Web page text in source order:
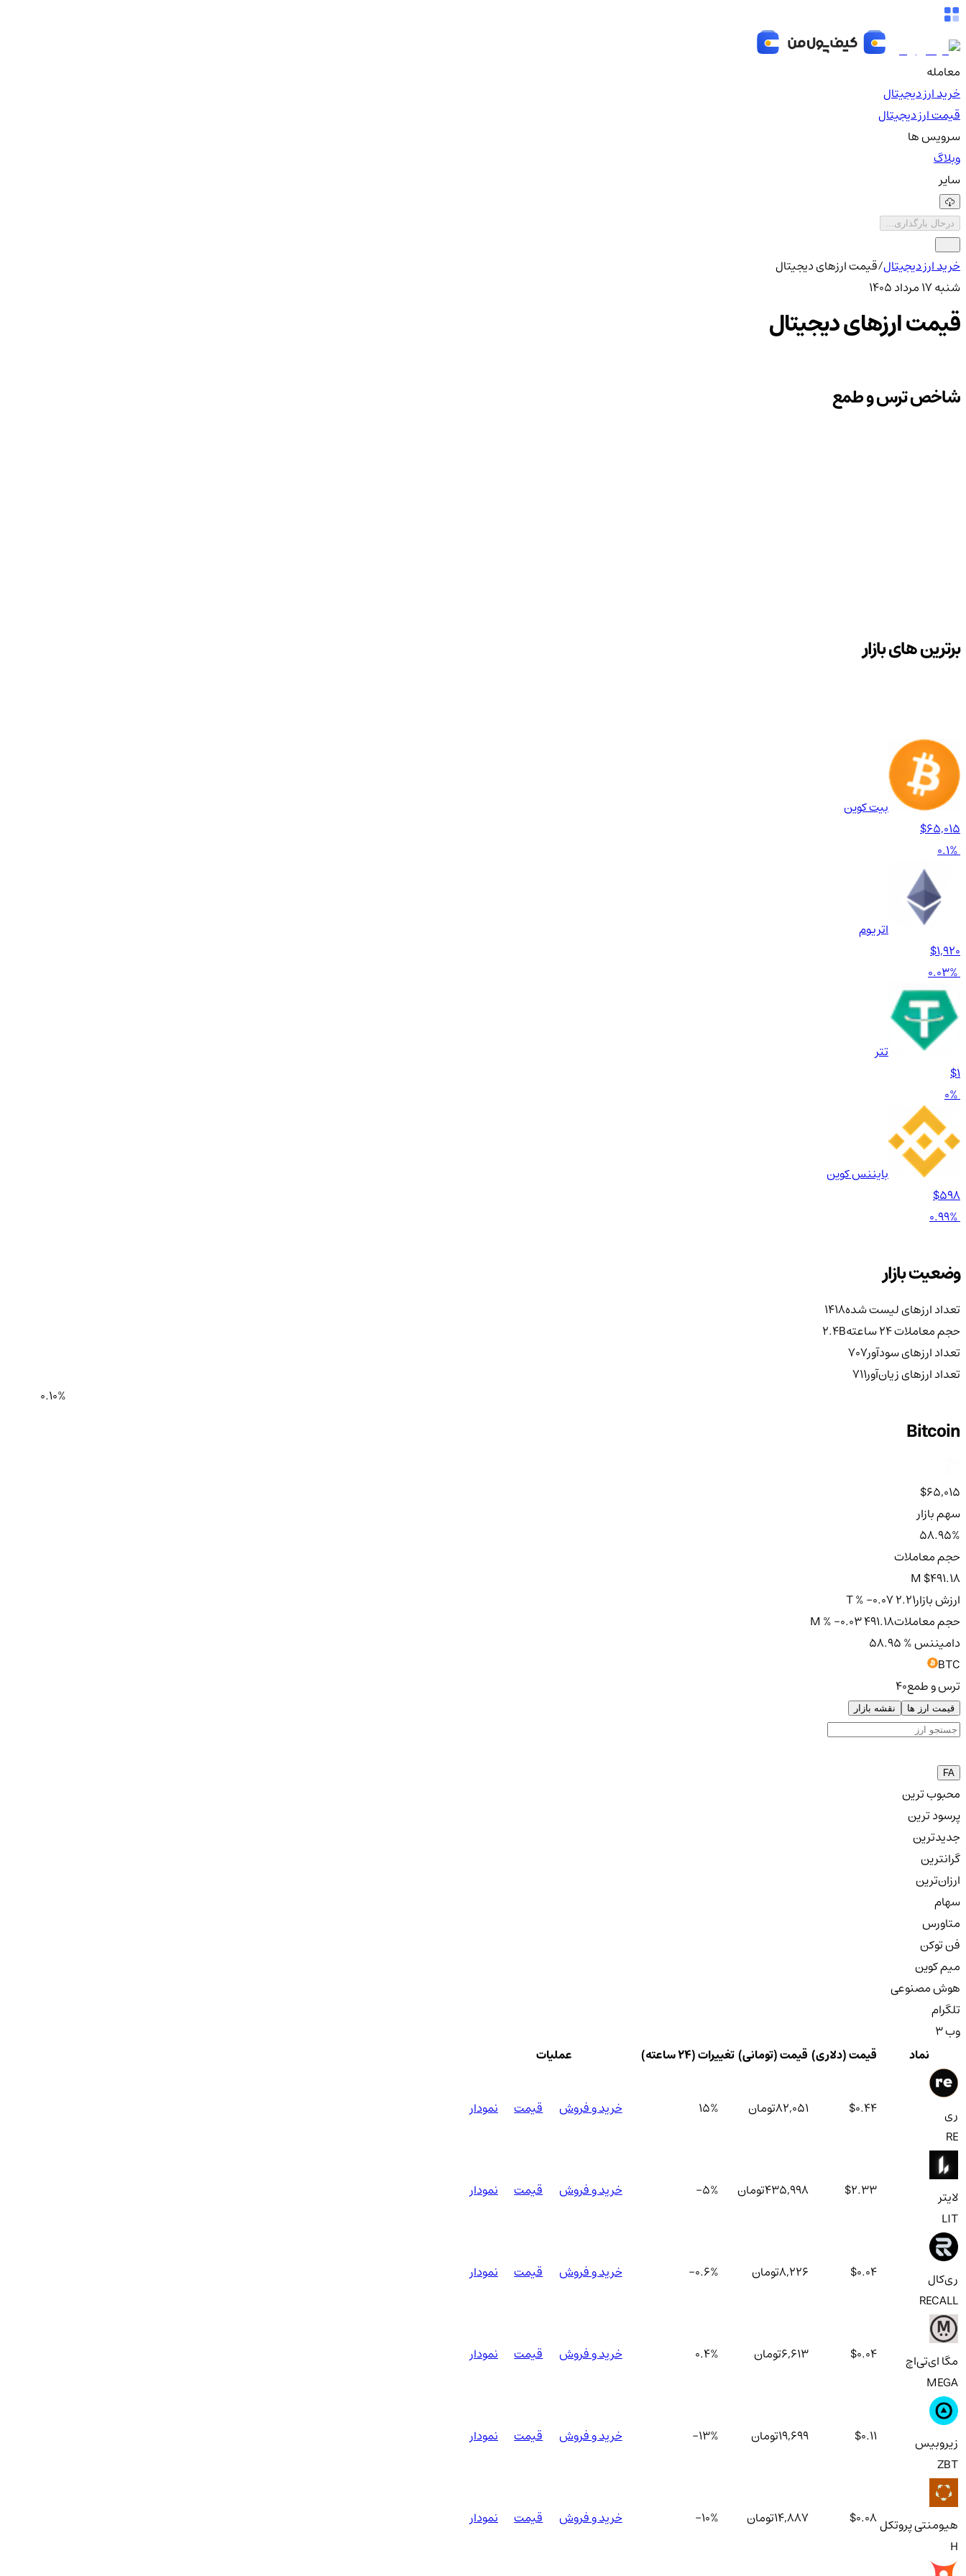
معامله
خرید ارز دیجیتال
قیمت ارز دیجیتال
سرویس ها
وبلاگ
سایر
درحال بارگذاری...
خرید ارز دیجیتال/قیمت ارزهای دیجیتال
شنبه ۱۷ مرداد ۱۴۰۵
قیمت ارزهای دیجیتال
شاخص ترس و طمع
برترین های بازار
بیت کوین
$65,015
0.1%
اتریوم
$1,920
0.03%
تتر
$1
0%
بایننس کوین
$598
0.99%
وضعیت بازار
تعداد ارزهای لیست شده1418
حجم معاملات ۲۴ ساعته
2.4B
تعداد ارزهای سودآور707
تعداد ارزهای زیان‌آور711
0.10%
Bitcoin
$65,015
سهم بازار
58.95%
حجم معاملات
$491.18 M
ارزش بازار2.21 T
% -0.07
حجم معاملات491.18 M
% -0.03
دامیننس% 58.95
BTC
ترس و طمع40
قیمت ارز ها نقشه بازار
FA
محبوب ترین
پرسود ترین
جدیدترین
گرانترین
ارزان‌ترین
سهام
متاورس
فن توکن
میم کوین
هوش مصنوعی
تلگرام
وب 3
نماد
قیمت (دلاری) قیمت (تومانی)تغییرات (۲۴ ساعته) عملیات
ری
RE
$0.44
82,051تومان 15% خرید و فروش قیمت نمودار
لایتر
LIT
$2.33
435,998تومان -5% خرید و فروش قیمت نمودار
ری‌کال
RECALL
$0.04
8,226تومان -0.6% خرید و فروش قیمت نمودار
مگا ای‌تی‌اچ
MEGA
$0.04
6,613تومان 0.4% خرید و فروش قیمت نمودار
زیرو‌بیس
ZBT
$0.11
19,699تومان -13% خرید و فروش قیمت نمودار
هیومنتی پروتکل
H
$0.08
14,887تومان -10% خرید و فروش قیمت نمودار